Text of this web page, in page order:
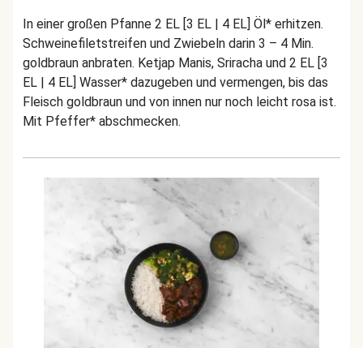
In einer großen Pfanne 2 EL [3 EL | 4 EL] Öl* erhitzen.
Schweinefiletstreifen und Zwiebeln darin 3 – 4 Min.
goldbraun anbraten. Ketjap Manis, Sriracha und 2 EL [3
EL | 4 EL] Wasser* dazugeben und vermengen, bis das
Fleisch goldbraun und von innen nur noch leicht rosa ist.
Mit Pfeffer* abschmecken.